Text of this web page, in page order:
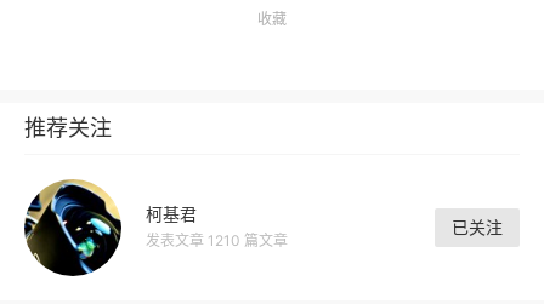
收藏
推荐关注
柯基君
发表文章 1210 篇文章
已关注